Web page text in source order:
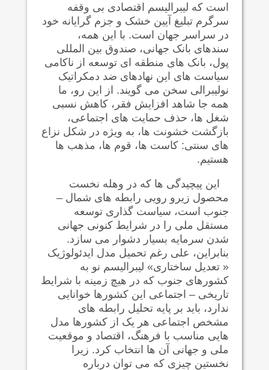
است که لیبراليسم اقتصادی بی وقفه
سرگرم تبلیغ آیین خشک و جزم گرایانه خود
در سراسر جهان است. با این همه،
سندهای بانک جهانی، صندوق بین المللی
پول، بانک های منطقه ای توسعه از ناکامی
سیاست های این نهادهای ضد دمکراتیک
نولیبرالی سخن می گویند. از این رو، ما
همه جا شاهد افزایش فقر، کاهش نسبی
شغل ها، حذف حمایت های اجتماعی،
بازگشت خشونت ها، به ويژه در شکل نزاع
های سنتی: کاست ها، قوم ها، مذهب ها
هستيم.
اين پيچيدگی ها که در وهله نخست
محصول زیرو رویی رابطه های شمال –
جنوب است، سیاست گذاری توسعه
مستقل ملی را در شرایط کنونی جهانی
شدن سرمایه بسیار دشوار می سازد.
بنابراین، علی رغم تحمیل مدل ایدئولوژيک
« تعديل ساختاری» لیبراليسم نو به
کشورهای جنوب که در هيچ زمینه با شرایط
تاریخی – اجتماعی این کشورها خوانایی
ندارد، باید بر پایه تحلیل رابطه های
مشخص اجتماعی هر یک از کشورها مدل
هایی مناسب با فرهنگ، اقتصاد و موقعیت
ملی و جهانی آن ها انتخاب کرد. زیرا
نخستین چیزی که می توان درباره